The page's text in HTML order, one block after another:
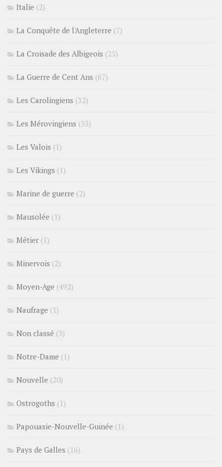
Italie (2)
La Conquête de l'Angleterre (7)
La Croisade des Albigeois (25)
La Guerre de Cent Ans (67)
Les Carolingiens (32)
Les Mérovingiens (33)
Les Valois (1)
Les Vikings (1)
Marine de guerre (2)
Mausolée (1)
Métier (1)
Minervois (2)
Moyen-Age (492)
Naufrage (1)
Non classé (3)
Notre-Dame (1)
Nouvelle (20)
Ostrogoths (1)
Papouasie-Nouvelle-Guinée (1)
Pays de Galles (16)